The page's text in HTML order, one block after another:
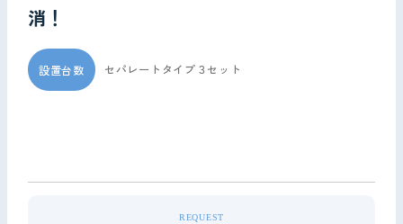
消！
設置台数 セパレートタイプ３セット
REQUEST